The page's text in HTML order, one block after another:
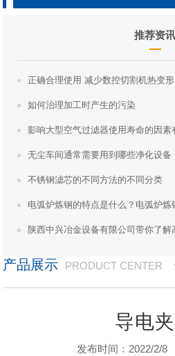
推荐资讯
正确合理使用 减少数控切割机热变
如何治理加工时产生的污染
影响大型空气过滤器使用寿命的因素
无尘车间通常需要用到哪些净化设备
不锈钢滤芯的不同方法的不同分类
电弧炉炼钢的特点是什么？电弧炉炼
陕西中兴冶金设备有限公司带你了
产品展示 PRODUCT CENTER
导电
发布时间：2022/2/8